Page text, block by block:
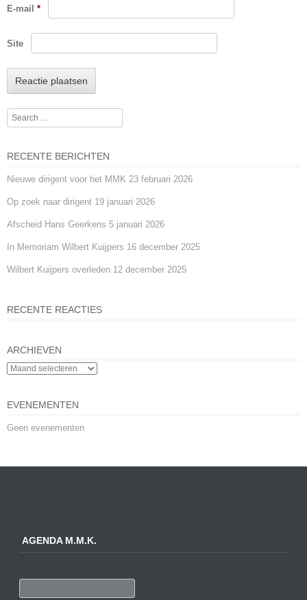
E-mail *
Site
Search
RECENTE BERICHTEN
Nieuwe dirigent voor het MMK 23 februari 2026
Op zoek naar dirigent 19 januari 2026
Afscheid Hans Geerkens 5 januari 2026
In Memoriam Wilbert Kuijpers 16 december 2025
Wilbert Kuijpers overleden 12 december 2025
RECENTE REACTIES
ARCHIEVEN
EVENEMENTEN
Geen evenementen
AGENDA M.M.K.